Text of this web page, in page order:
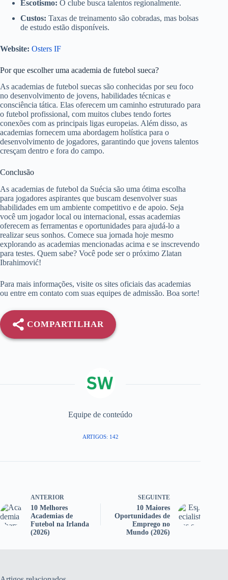
Escotismo: O clube busca talentos regionalmente.
Custos: Taxas de treinamento são cobradas, mas bolsas
de estudo estão disponíveis.
Website: Osters IF
Por que escolher uma academia de futebol sueca?
As academias de futebol suecas são conhecidas por seu foco
no desenvolvimento de jovens, habilidades técnicas e
consciência tática. Elas oferecem um caminho estruturado para
o futebol profissional, com muitos clubes tendo fortes
conexões com as principais ligas europeias. Além disso, as
academias fornecem uma abordagem holística para o
desenvolvimento de jogadores, garantindo que jovens talentos
cresçam dentro e fora do campo.
Conclusão
As academias de futebol da Suécia são uma ótima escolha
para jogadores aspirantes que buscam desenvolver suas
habilidades em um ambiente competitivo e de apoio. Seja
você um jogador local ou internacional, essas academias
oferecem as ferramentas e oportunidades para ajudá-lo a
realizar seus sonhos. Comece sua jornada hoje mesmo
explorando as academias mencionadas acima e se inscrevendo
para testes. Quem sabe? Você pode ser o próximo Zlatan
Ibrahimović!
Para mais informações, visite os sites oficiais das academias
ou entre em contato com suas equipes de admissão. Boa sorte!
COMPARTILHAR
Equipe de conteúdo
ARTIGOS: 142
ANTERIOR
10 Melhores
Academias de
Futebol na Irlanda
(2026)
SEGUINTE
10 Maiores
Oportunidades de
Emprego no
Mundo (2026)